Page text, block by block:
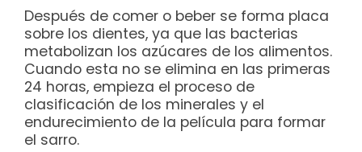
Después de comer o beber se forma placa
sobre los dientes, ya que las bacterias
metabolizan los azúcares de los alimentos.
Cuando esta no se elimina en las primeras
24 horas, empieza el proceso de
clasificación de los minerales y el
endurecimiento de la película para formar
el sarro.